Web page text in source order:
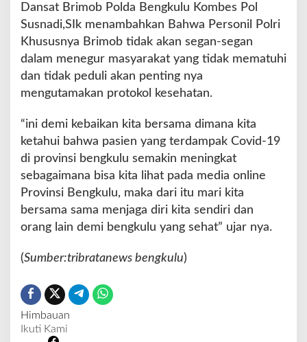
a
p
a
s
i
K
i
a
s
a
n
B
a
u
Dansat Brimob Polda Bengkulu Kombes Pol
Susnadi,SIk menambahkan Bahwa Personil Polri
Khususnya Brimob tidak akan segan-segan
dalam menegur masyarakat yang tidak mematuhi
dan tidak peduli akan penting nya
mengutamakan protokol kesehatan.
“ini demi kebaikan kita bersama dimana kita
ketahui bahwa pasien yang terdampak Covid-19
di provinsi bengkulu semakin meningkat
sebagaimana bisa kita lihat pada media online
Provinsi Bengkulu, maka dari itu mari kita
bersama sama menjaga diri kita sendiri dan
orang lain demi bengkulu yang sehat” ujar nya.
(Sumber:tribratanews bengkulu)
Himbauan
Ikuti Kami